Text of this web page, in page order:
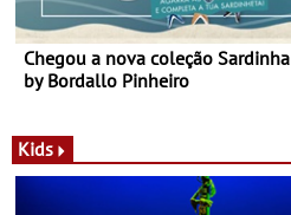
Chegou a nova coleção Sardinha
by Bordallo Pinheiro
Kids